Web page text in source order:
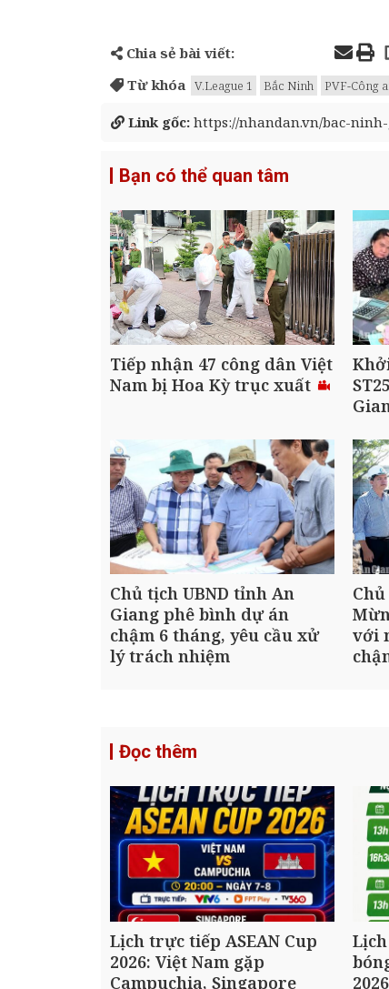
Chia sẻ bài viết:
Từ khóa
V.League 1 Bắc Ninh PVF-Công
Link gốc: https://nhandan.vn/bac-
Bạn có thể quan tâm
Tiếp nhận 47 công dân Việt
Nam bị Hoa Kỳ trục xuất
Chủ tịch UBND tỉnh An
Giang phê bình dự án
chậm 6 tháng, yêu cầu xử
lý trách nhiệm
với
Đọc thêm
Lịch trực tiếp ASEAN Cup
2026: Việt Nam gặp
Campuchia, Singapore
2026